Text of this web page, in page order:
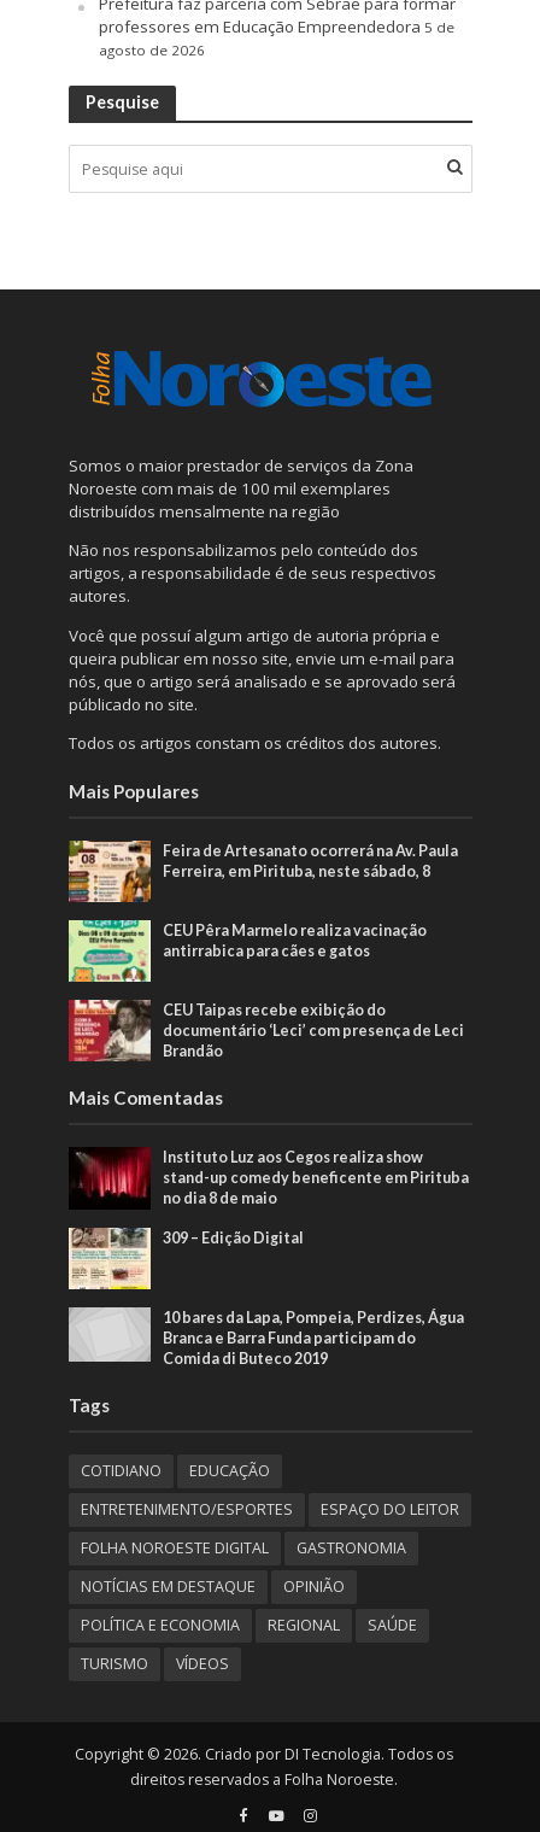
professores em Educação Empreendedora 5 de
agosto de 2026
Pesquise
Somos o maior prestador de serviços da Zona
Noroeste com mais de 100 mil exemplares
distribuídos mensalmente na região
Não nos responsabilizamos pelo conteúdo dos
artigos, a responsabilidade é de seus respectivos
autores.
Você que possuí algum artigo de autoria própria e
queira publicar em nosso site, envie um e-mail para
nós, que o artigo será analisado e se aprovado será
públicado no site.
Todos os artigos constam os créditos dos autores.
Mais Populares
Feira de Artesanato ocorrerá na Av. Paula
Ferreira, em Pirituba, neste sábado, 8
CEU Pêra Marmelo realiza vacinação
antirrabica para cães e gatos
CEU Taipas recebe exibição do
documentário ‘Leci’ com presença de Leci
Brandão
Mais Comentadas
Instituto Luz aos Cegos realiza show
stand-up comedy beneficente em Pirituba
no dia 8 de maio
309 – Edição Digital
10 bares da Lapa, Pompeia, Perdizes, Água
Branca e Barra Funda participam do
Comida di Buteco 2019
Tags
COTIDIANO
EDUCAÇÃO
ENTRETENIMENTO/ESPORTES
ESPAÇO DO LEITOR
FOLHA NOROESTE DIGITAL
GASTRONOMIA
NOTÍCIAS EM DESTAQUE
OPINIÃO
POLÍTICA E ECONOMIA
REGIONAL
SAÚDE
TURISMO
VÍDEOS
Copyright © 2026. Criado por DI Tecnologia. Todos os
direitos reservados a Folha Noroeste.